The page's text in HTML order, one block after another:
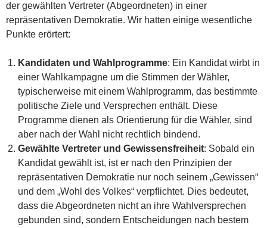
der gewählten Vertreter (Abgeordneten) in einer
repräsentativen Demokratie. Wir hatten einige wesentliche
Punkte erörtert:
Kandidaten und Wahlprogramme: Ein Kandidat wirbt in
einer Wahlkampagne um die Stimmen der Wähler,
typischerweise mit einem Wahlprogramm, das bestimmte
politische Ziele und Versprechen enthält. Diese
Programme dienen als Orientierung für die Wähler, sind
aber nach der Wahl nicht rechtlich bindend.
Gewählte Vertreter und Gewissensfreiheit: Sobald ein
Kandidat gewählt ist, ist er nach den Prinzipien der
repräsentativen Demokratie nur noch seinem „Gewissen“
und dem „Wohl des Volkes“ verpflichtet. Dies bedeutet,
dass die Abgeordneten nicht an ihre Wahlversprechen
gebunden sind, sondern Entscheidungen nach bestem